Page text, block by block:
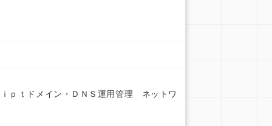
ｐｔドメイン・ＤＮＳ運用管理 ネットワ